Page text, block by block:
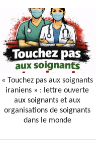
« Touchez pas aux soignants
iraniens » : lettre ouverte
aux soignants et aux
organisations de soignants
dans le monde